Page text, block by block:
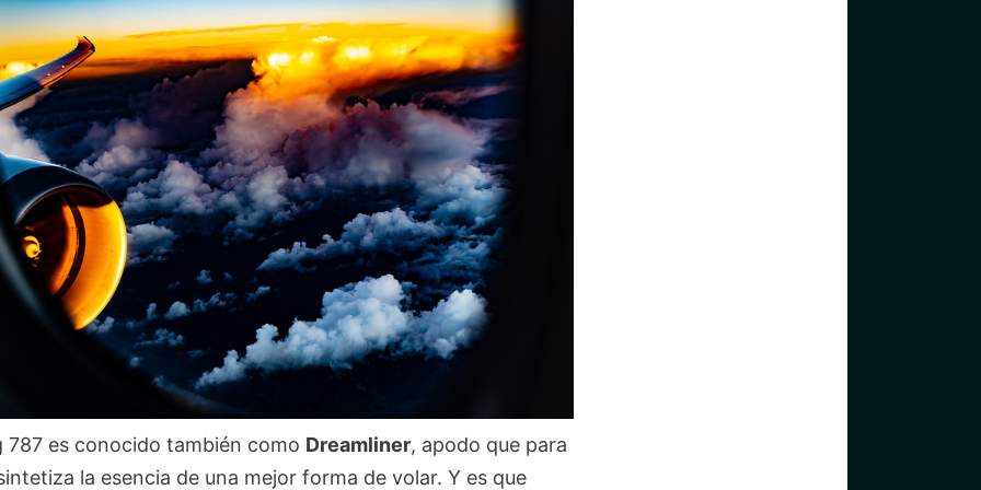
787 es conocido también como Dreamliner, apodo que para
la esencia de una mejor forma de volar. Y es que